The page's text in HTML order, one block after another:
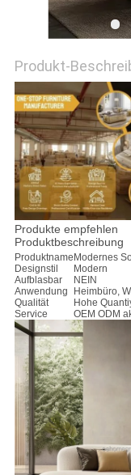
SITEMAP
PRIVACY
POLICY
Produkt-
Produkte empfehlen
Produktbeschreibung
ProduktnameModernes
Designstil
Modern
Aufblasbar
NEIN
Anwendung
Heimbüro,
Qualität
Hohe
Service
OEM ODM